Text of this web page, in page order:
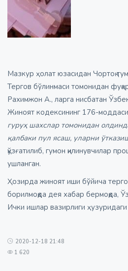
Мазкур ҳолат юзасидан Чортоқ
Тергов бўлинмаси томонидан
Рахимжон А., ларга нисбатан
Жиноят кодексининг 176-моддаси
гуруҳ шахслар томонидан
қалбаки пул ясаш, уларни
қўзғатилиб, гумон қилинувчилар
ушланган.
Ҳозирда жиноят иши бўйича
борилмоқда дея хабар бермоқда,
Ички ишлар вазирлиги ҳузуридаги
2020-12-18 21:48
1 620